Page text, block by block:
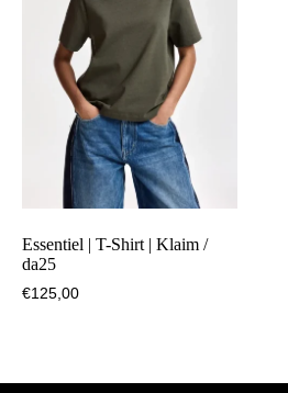
Essentiel | T-Shirt | Klaim /
da25
€125,00